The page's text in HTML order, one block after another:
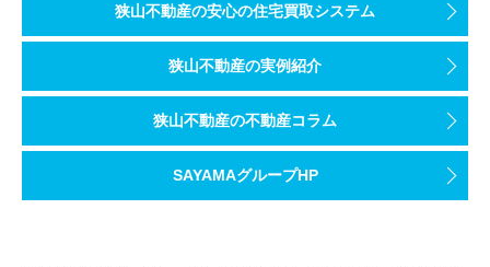
狭山不動産の安心の住宅買取システム
狭山不動産の実例紹介
狭山不動産の不動産コラム
SAYAMAグループHP